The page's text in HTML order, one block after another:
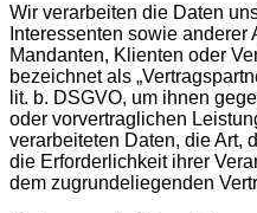
Wir verarbeiten die Daten
Interessenten sowie anderer
Mandanten, Klienten oder
bezeichnet als
lit. b. DSGVO, um ihnen
oder vorvertraglichen
verarbeiteten Daten, die Art,
die Erforderlichkeit ihrer
dem zugrundeliegenden